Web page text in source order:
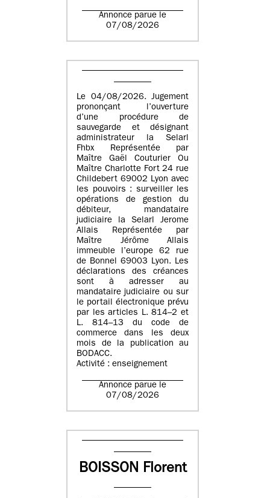
Annonce parue le
07/08/2026
Le 04/08/2026. Jugement
prononçant l’ouverture
d’une procédure de
sauvegarde et désignant
administrateur la Selarl
Fhbx Représentée par
Maître Gaël Couturier Ou
Maître Charlotte Fort 24 rue
Childebert 69002 Lyon avec
les pouvoirs : surveiller les
opérations de gestion du
débiteur, mandataire
judiciaire la Selarl Jerome
Allais Représentée par
Maître Jérôme Allais
immeuble l’europe 62 rue
de Bonnel 69003 Lyon. Les
déclarations des créances
sont à adresser au
mandataire judiciaire ou sur
le portail électronique prévu
par les articles L. 814–2 et
L. 814–13 du code de
commerce dans les deux
mois de la publication au
BODACC.
Activité : enseignement
Annonce parue le
07/08/2026
BOISSON Florent